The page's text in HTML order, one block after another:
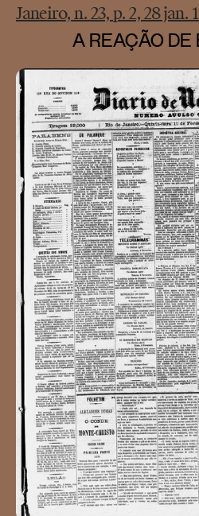
Janeiro, n. 23, p. 2, 28 jan.
A REAÇÃO DE